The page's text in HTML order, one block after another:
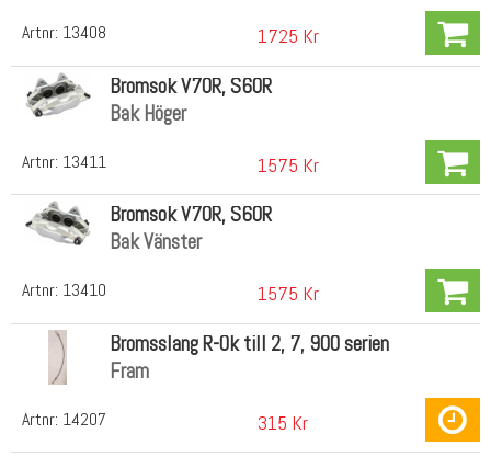
Artnr: 13408 1725 Kr
Artnr: 13411
Bromsok V70R, S60R
Bak Höger
1575 Kr
Artnr: 13410
Bromsok V70R, S60R
Bak Vänster
1575 Kr
Artnr: 14207
Bromsslang R-Ok till 2, 7, 900 serien
Fram
315 Kr